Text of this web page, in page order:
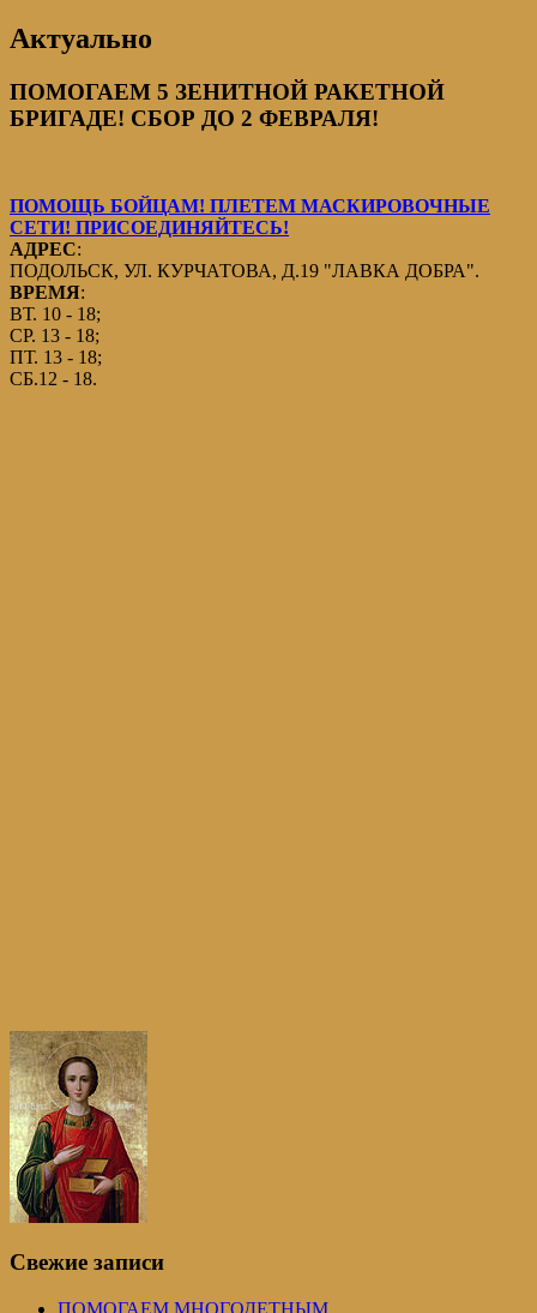
Актуально
ПОМОГАЕМ 5 ЗЕНИТНОЙ РАКЕТНОЙ
БРИГАДЕ! СБОР ДО 2 ФЕВРАЛЯ!
ПОМОЩЬ БОЙЦАМ! ПЛЕТЕМ МАСКИРОВОЧНЫЕ
СЕТИ! ПРИСОЕДИНЯЙТЕСЬ!
АДРЕС:
ПОДОЛЬСК, УЛ. КУРЧАТОВА, Д.19 "ЛАВКА ДОБРА".
ВРЕМЯ:
ВТ. 10 - 18;
СР. 13 - 18;
ПТ. 13 - 18;
СБ.12 - 18.
Свежие записи